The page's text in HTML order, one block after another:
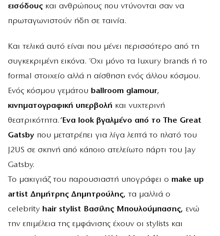
εισόδουςκαι ανθρώπους που ντύνονται σαν να
πρωταγωνιστούν ήδη σε ταινία.
Και τελικά αυτό είναι που μένει περισσότερο από τη
συγκεκριμένη εικόνα. Όχι μόνο τα luxury brands ή το
formal στοιχείο αλλά η αίσθηση ενός άλλου κόσμου.
Ενός κόσμου γεμάτου ballroom glamour,
κινηματογραφική υπερβολή και νυχτερινή
θεατρικότητα.Ένα look βγαλμένο από το The Great
Gatsby που μετατρέπει για λίγα λεπτά το πλατό του
J2US σε σκηνή από κάποιο ατελείωτο πάρτι του Jay
Gatsby.
Το μακιγιάζ του παρουσιαστή υπογράφει ο make up
artist Δημήτρης Δημητρούλης, τα μαλλιά ο
celebrity hair stylist Βασίλης Μπουλούμπασης, ενώ
την επιμέλεια της εμφάνισης έχουν οι stylists και